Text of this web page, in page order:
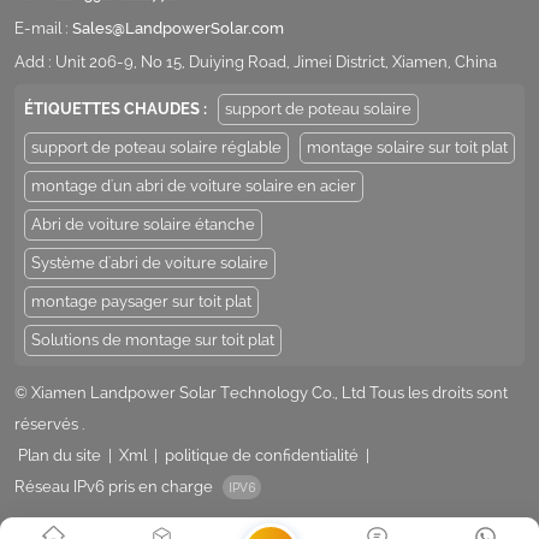
E-mail : Sales@LandpowerSolar.com
Add : Unit 206-9, No 15, Duiying Road, Jimei District, Xiamen, China
ÉTIQUETTES CHAUDES : support de poteau solaire
support de poteau solaire réglable montage solaire sur toit plat
montage d'un abri de voiture solaire en acier
Abri de voiture solaire étanche
Système d'abri de voiture solaire
montage paysager sur toit plat
Solutions de montage sur toit plat
© Xiamen Landpower Solar Technology Co., Ltd Tous les droits sont
réservés .
Plan du site
Xml politique de confidentialité
Réseau IPv6 pris en charge